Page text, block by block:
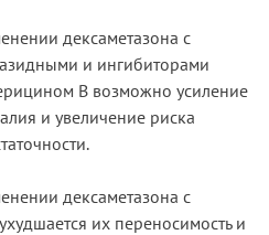
дексаметазона с
и ингибиторами
В возможно усиление
и увеличение риска
дексаметазона с
их переносимость и